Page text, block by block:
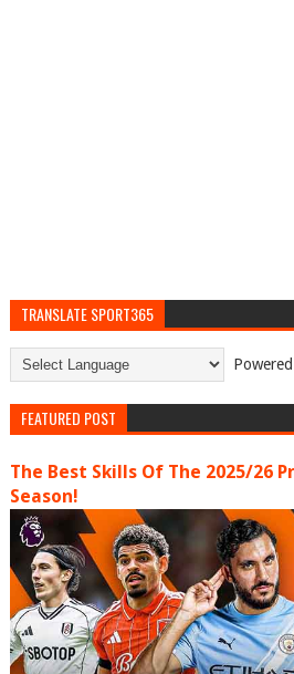
TRANSLATE SPORT365
FEATURED POST
The Best Skills Of The 2025/26
Season!